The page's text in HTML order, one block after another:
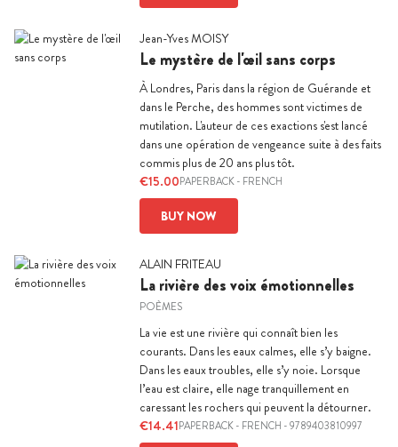
Jean-Yves MOISY
Le mystère de l'œil sans corps
À Londres, Paris dans la région de Guérande et
dans le Perche, des hommes sont victimes de
mutilation. L'auteur de ces exactions s'est lancé
dans une opération de vengeance suite à des faits
commis plus de 20 ans plus tôt.
€15.00PAPERBACK- FRENCH
BUY NOW
ALAIN FRITEAU
La rivière des voix émotionnelles
POÈMES
La vie est une rivière qui connaît bien les
courants. Dans les eaux calmes, elle s’y baigne.
Dans les eaux troubles, elle s’y noie. Lorsque
l’eau est claire, elle nage tranquillement en
caressant les rochers qui peuvent la détourner.
€14.41PAPERBACK- FRENCH - 9789403810997